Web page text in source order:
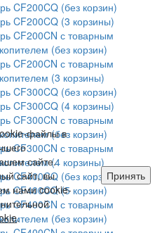
CF200CQ (без корзин)
CF200CQ (3 корзины)
CF200CN с товарным
(без корзин)
CF200CN с товарным
(3 корзины)
CF300CQ (без корзин)
CF300CQ (4 корзины)
CF300CN с товарным
(без корзин)
CF300CN с товарным
(4 корзины)
CF400CQ (без корзин)
CF400CQ (5 корзин)
CF400CN с товарным
(без корзин)
файлы в
сайте.
сайт, вы
нами cookie-
.
Принять